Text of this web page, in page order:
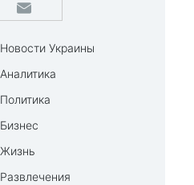
Новости Украины
Аналитика
Политика
Бизнес
Жизнь
Развлечения